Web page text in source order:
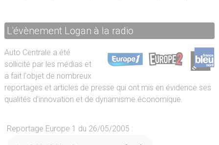
L'évènement Logan à la radio
Auto Centrale a été
sollicité par les médias et
a fait l'objet de nombreux
reportages et articles de presse qui ont mis en évidence ses
qualités d'innovation et de dynamisme économique.
Reportage Europe 1 du 26/05/2005 :